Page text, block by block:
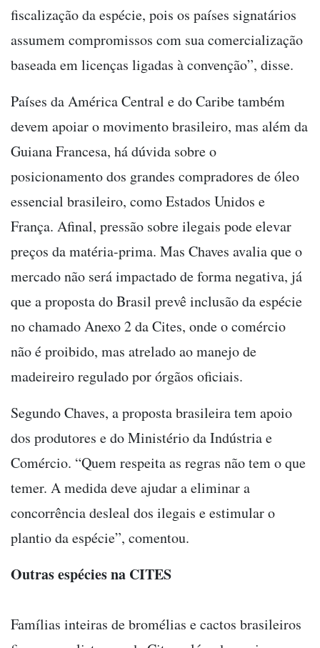
fiscalização da espécie, pois os países signatários
assumem compromissos com sua comercialização
baseada em licenças ligadas à convenção”, disse.
Países da América Central e do Caribe também
devem apoiar o movimento brasileiro, mas além da
Guiana Francesa, há dúvida sobre o
posicionamento dos grandes compradores de óleo
essencial brasileiro, como Estados Unidos e
França. Afinal, pressão sobre ilegais pode elevar
preços da matéria-prima. Mas Chaves avalia que o
mercado não será impactado de forma negativa, já
que a proposta do Brasil prevê inclusão da espécie
no chamado Anexo 2 da Cites, onde o comércio
não é proibido, mas atrelado ao manejo de
madeireiro regulado por órgãos oficiais.
Segundo Chaves, a proposta brasileira tem apoio
dos produtores e do Ministério da Indústria e
Comércio. “Quem respeita as regras não tem o que
temer. A medida deve ajudar a eliminar a
concorrência desleal dos ilegais e estimular o
plantio da espécie”, comentou.
Outras espécies na CITES
Famílias inteiras de bromélias e cactos brasileiros